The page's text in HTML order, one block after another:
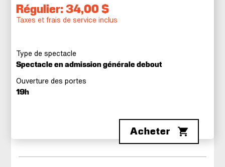
Régulier: 34,00 $
Taxes et frais de service inclus
Type de spectacle
Spectacle en admission générale debout
Ouverture des portes
19h
Acheter